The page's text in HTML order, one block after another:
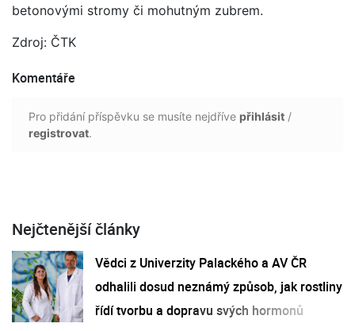
betonovými stromy či mohutným zubrem.
Zdroj: ČTK
Komentáře
Pro přidání příspěvku se musíte nejdříve přihlásit /
registrovat.
Nejčtenější články
Vědci z Univerzity Palackého a AV ČR
odhalili dosud neznámý způsob, jak rostliny
řídí tvorbu a dopravu svých hormonů